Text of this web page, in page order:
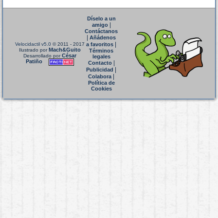
Velocidactil v5.0 © 2011 - 2017
Ilustrado porMach&Guito
Desarrollado porCésar
Patiño
Díselo a un
amigo|
Contáctanos
Añádenos
a favoritos
Términos
legales
Contacto|
Publicidad
Colabora|
Política de
Cookies